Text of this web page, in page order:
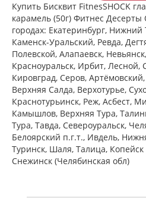
Купить Бисквит FitnesSHOCK
карамель (50г) Фитнес
городах: Екатеринбург, Нижний
Каменск-Уральский, Ревда,
Полевской, Алапаевск,
Красноуральск, Ирбит, Лесной,
Кировград, Серов,
Верхняя Салда, Верхотурье,
Краснотурьинск, Реж, Асбест,
Камышлов, Верхняя Тура,
Тура, Тавда, Североуральск,
Белоярский п.г.т., Ивдель,
Туринск, Шаля, Талица, Копейск
Снежинск (Челябинская обл)